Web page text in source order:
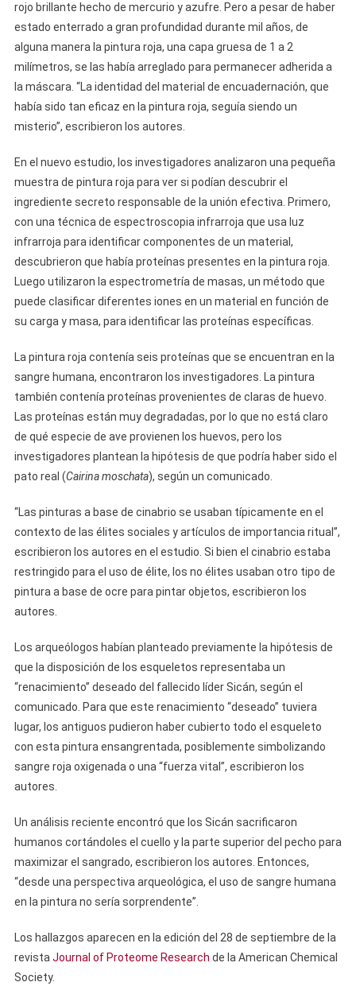
rojo brillante hecho de mercurio y azufre. Pero a pesar de haber
estado enterrado a gran profundidad durante mil años, de
alguna manera la pintura roja, una capa gruesa de 1 a 2
milímetros, se las había arreglado para permanecer adherida a
la máscara. “La identidad del material de encuadernación, que
había sido tan eficaz en la pintura roja, seguía siendo un
misterio”, escribieron los autores.
En el nuevo estudio, los investigadores analizaron una pequeña
muestra de pintura roja para ver si podían descubrir el
ingrediente secreto responsable de la unión efectiva. Primero,
con una técnica de espectroscopia infrarroja que usa luz
infrarroja para identificar componentes de un material,
descubrieron que había proteínas presentes en la pintura roja.
Luego utilizaron la espectrometría de masas, un método que
puede clasificar diferentes iones en un material en función de
su carga y masa, para identificar las proteínas específicas.
La pintura roja contenía seis proteínas que se encuentran en la
sangre humana, encontraron los investigadores. La pintura
también contenía proteínas provenientes de claras de huevo.
Las proteínas están muy degradadas, por lo que no está claro
de qué especie de ave provienen los huevos, pero los
investigadores plantean la hipótesis de que podría haber sido el
pato real (Cairina moschata), según un comunicado.
“Las pinturas a base de cinabrio se usaban típicamente en el
contexto de las élites sociales y artículos de importancia ritual”,
escribieron los autores en el estudio. Si bien el cinabrio estaba
restringido para el uso de élite, los no élites usaban otro tipo de
pintura a base de ocre para pintar objetos, escribieron los
autores.
Los arqueólogos habían planteado previamente la hipótesis de
que la disposición de los esqueletos representaba un
“renacimiento” deseado del fallecido líder Sicán, según el
comunicado. Para que este renacimiento “deseado” tuviera
lugar, los antiguos pudieron haber cubierto todo el esqueleto
con esta pintura ensangrentada, posiblemente simbolizando
sangre roja oxigenada o una “fuerza vital”, escribieron los
autores.
Un análisis reciente encontró que los Sicán sacrificaron
humanos cortándoles el cuello y la parte superior del pecho para
maximizar el sangrado, escribieron los autores. Entonces,
“desde una perspectiva arqueológica, el uso de sangre humana
en la pintura no sería sorprendente”.
Los hallazgos aparecen en la edición del 28 de septiembre de la
revista Journal of Proteome Research de la American Chemical
Society.